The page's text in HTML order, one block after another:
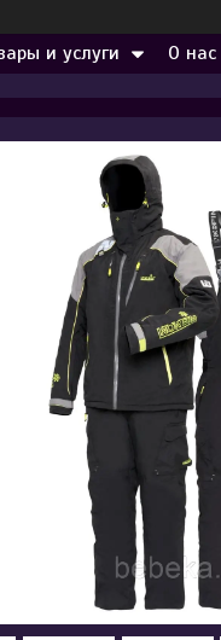
и услуги О нас